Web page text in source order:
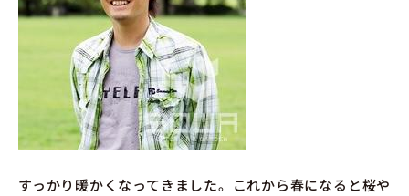
すっかり暖かくなってきました。これから春になると桜や